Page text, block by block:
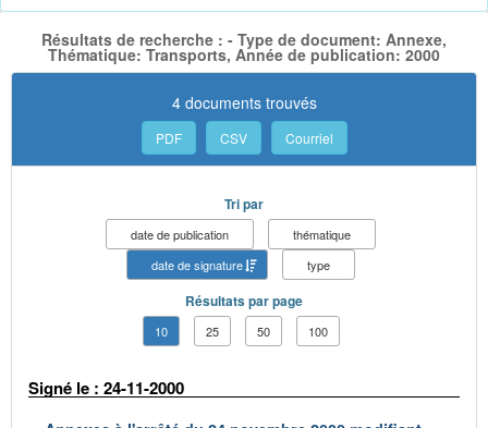
Résultats de recherche : - Type de document: Annexe,
Thématique: Transports, Année de publication: 2000
4 documents trouvés
PDF CSV Courriel
Tri par
date de publication
thématique
date de signature
type
Résultats par page
10 25 50 100
Signé le : 24-11-2000